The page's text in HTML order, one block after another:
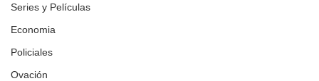
Series y Películas
Economia
Policiales
Ovación